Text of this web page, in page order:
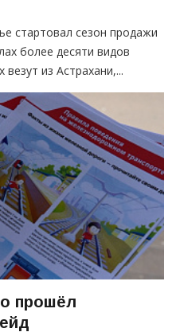
стартовал сезон продажи
более десяти видов
из Астрахани,...
прошёл